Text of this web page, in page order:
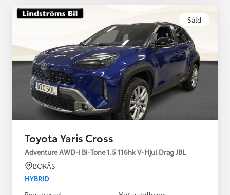
Såld
Toyota Yaris Cross
Adventure AWD-i Bi-Tone 1.5 116hk V-Hjul Drag JBL
BORÅS
HYBRID